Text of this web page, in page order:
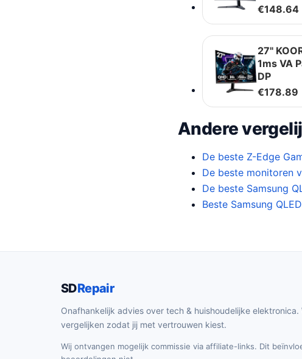
€148.64
27"
1ms VA
DP
€178.89
Andere
De beste Z-Edge
De beste monitoren
De beste Samsung
Beste Samsung
SDRepair
Onafhankelijk advies over tech & huishoudelijke elektronica.
vergelijken zodat jij met vertrouwen kiest.
Wij ontvangen mogelijk commissie via affiliate-links. Dit